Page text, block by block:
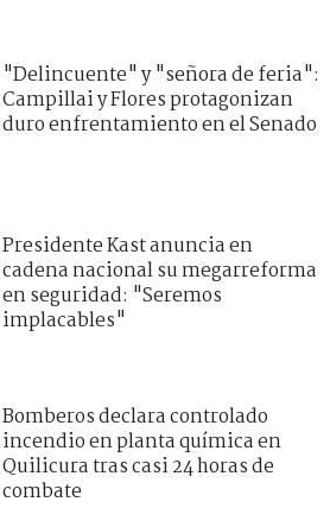
"Delincuente" y "señora de feria":
Campillai y Flores protagonizan
duro enfrentamiento en el Senado
Presidente Kast anuncia en
cadena nacional su megarreforma
en seguridad: "Seremos
implacables"
Bomberos declara controlado
incendio en planta química en
Quilicura tras casi 24 horas de
combate